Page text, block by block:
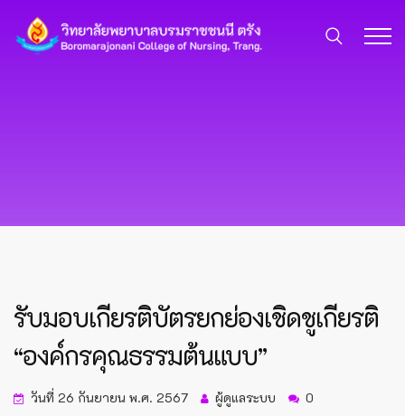
รับมอบเกียรติบัตรยกย่องเชิดชูเกียรติ
“องค์กรคุณธรรมต้นแบบ”
วันที่ 26 กันยายน พ.ศ. 2567 ผู้ดูแลระบบ 0